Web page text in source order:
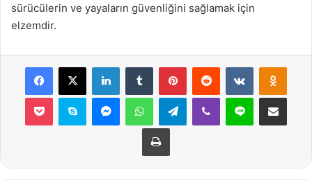
sürücülerin ve yayaların güvenliğini sağlamak için
elzemdir.
Facebook
X LinkedInTumblr PinterestReddit VKontakte
Pocket Skype MessengerWhatsAppTelegramViber Line E-Posta ile
Yazdır